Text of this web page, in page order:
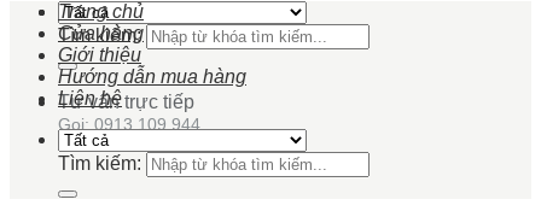
Tìm kiếm:
Tư vấn trực tiếp
Gọi: 0913 109 944
Trang chủ
Cửa hàng
Giới thiệu
Hướng dẫn mua hàng
Liên hệ
Tìm kiếm: